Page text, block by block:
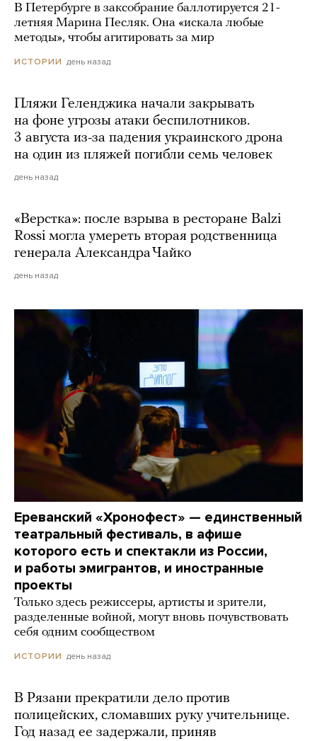
В Петербурге в заксобрание баллотируется 21-
летняя Марина Песляк. Она «искала любые
методы», чтобы агитировать за мир
ИСТОРИИ день назад
Пляжи Геленджика начали закрывать
на фоне угрозы атаки беспилотников.
3 августа из-за падения украинского дрона
на один из пляжей погибли семь человек
день назад
«Верстка»: после взрыва в ресторане Balzi
Rossi могла умереть вторая родственница
генерала Александра Чайко
день назад
Ереванский «Хронофест» — единственный
театральный фестиваль, в афише
которого есть и спектакли из России,
и работы эмигрантов, и иностранные
проекты
Только здесь режиссеры, артисты и зрители,
разделенные войной, могут вновь почувствовать
себя одним сообществом
ИСТОРИИ день назад
В Рязани прекратили дело против
полицейских, сломавших руку учительнице.
Год назад ее задержали, приняв